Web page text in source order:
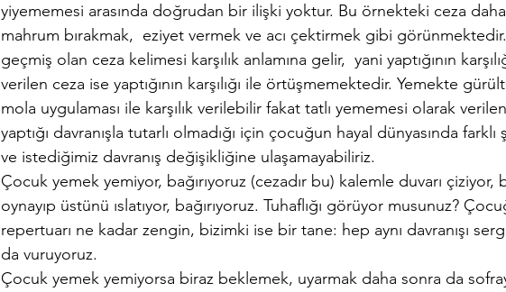
yiyememesi arasında doğrudan bir ilişki yoktur. Bu örnekteki ceza
mahrum bırakmak,  eziyet vermek ve acı çektirmek gibi
geçmiş olan ceza kelimesi karşılık anlamına gelir,  yani yaptığının
verilen ceza ise yaptığının karşılığı ile örtüşmemektedir. Yemekte
mola uygulaması ile karşılık verilebilir fakat tatlı yememesi olarak
yaptığı davranışla tutarlı olmadığı için çocuğun hayal dünyasında
ve istediğimiz davranış değişikliğine ulaşamayabiliriz.
Çocuk yemek yemiyor, bağırıyoruz (cezadır bu) kalemle duvarı çiziyor,
oynayıp üstünü ıslatıyor, bağırıyoruz. Tuhaflığı görüyor musunuz?
repertuarı ne kadar zengin, bizimki ise bir tane: hep aynı davranışı
da vuruyoruz.
Çocuk yemek yemiyorsa biraz beklemek, uyarmak daha sonra da